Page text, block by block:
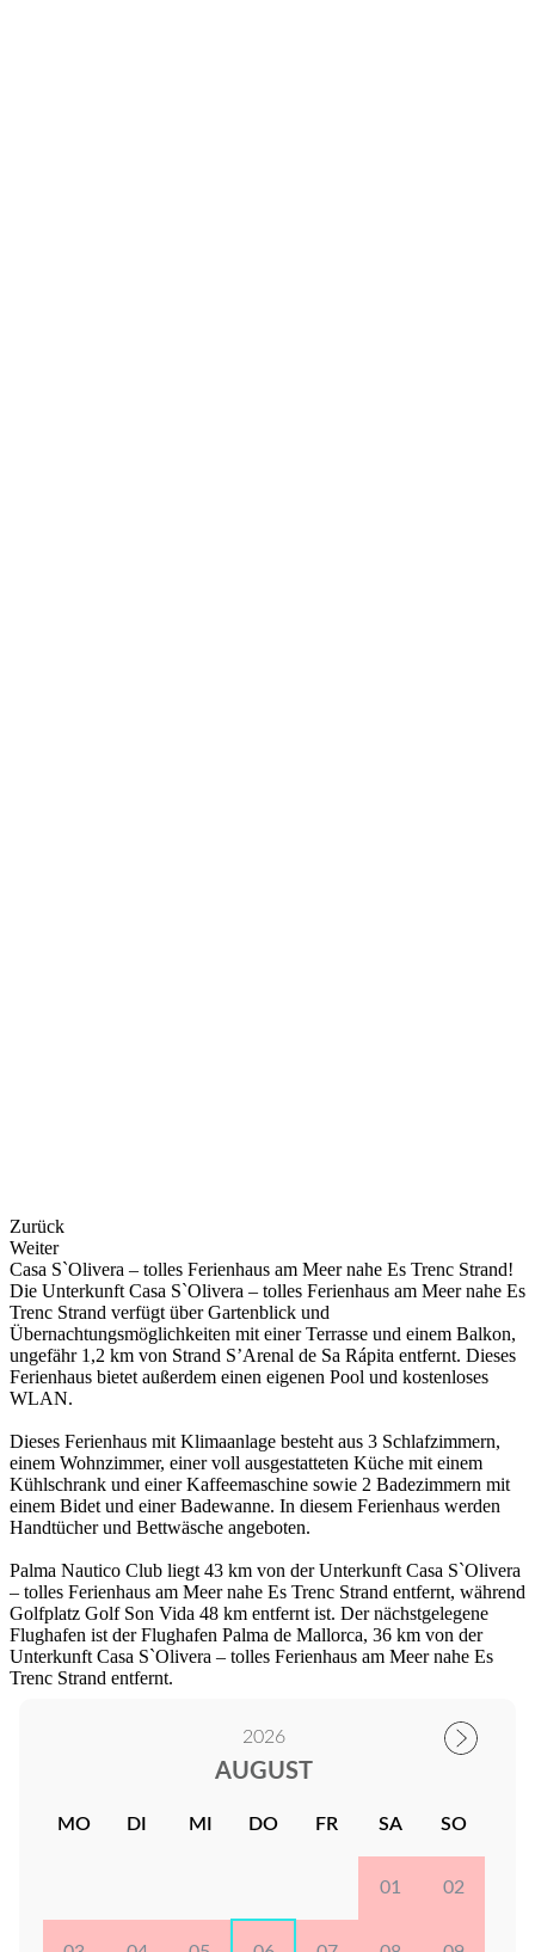
Zurück
Weiter
Casa S`Olivera – tolles Ferienhaus am Meer nahe Es Trenc Strand!
Die Unterkunft Casa S`Olivera – tolles Ferienhaus am Meer nahe Es
Trenc Strand verfügt über Gartenblick und
Übernachtungsmöglichkeiten mit einer Terrasse und einem Balkon,
ungefähr 1,2 km von Strand S’Arenal de Sa Rápita entfernt. Dieses
Ferienhaus bietet außerdem einen eigenen Pool und kostenloses
WLAN.
Dieses Ferienhaus mit Klimaanlage besteht aus 3 Schlafzimmern,
einem Wohnzimmer, einer voll ausgestatteten Küche mit einem
Kühlschrank und einer Kaffeemaschine sowie 2 Badezimmern mit
einem Bidet und einer Badewanne. In diesem Ferienhaus werden
Handtücher und Bettwäsche angeboten.
Palma Nautico Club liegt 43 km von der Unterkunft Casa S`Olivera
– tolles Ferienhaus am Meer nahe Es Trenc Strand entfernt, während
Golfplatz Golf Son Vida 48 km entfernt ist. Der nächstgelegene
Flughafen ist der Flughafen Palma de Mallorca, 36 km von der
Unterkunft Casa S`Olivera – tolles Ferienhaus am Meer nahe Es
Trenc Strand entfernt.